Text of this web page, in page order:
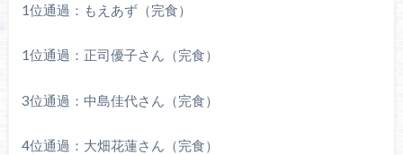
1位通過：もえあず（完食）
1位通過：正司優子さん（完食）
3位通過：中島佳代さん（完食）
4位通過：大畑花蓮さん（完食）